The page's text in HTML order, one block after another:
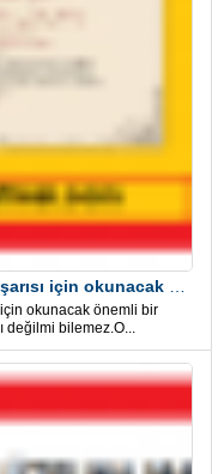
için okunacak önemli bir
değilmi bilemez.O...